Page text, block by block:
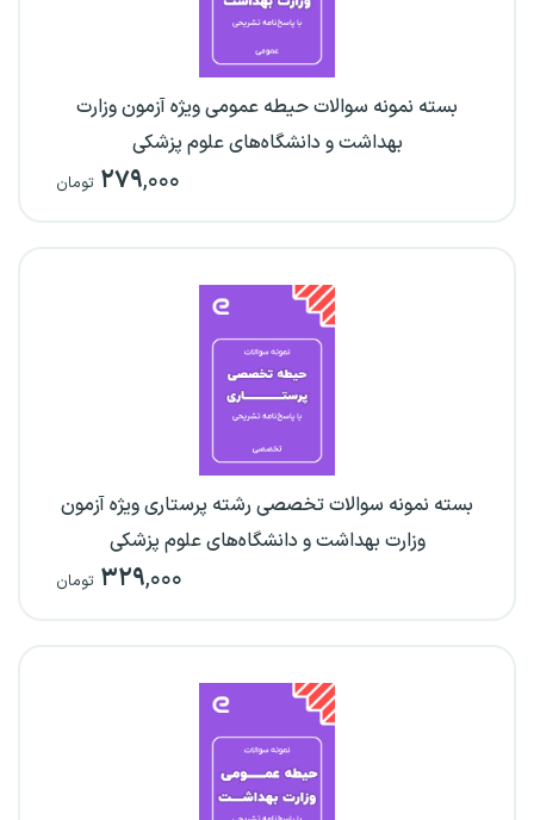
بسته نمونه سوالات حیطه عمومی ویژه آزمون وزارت
بهداشت و دانشگاه‌های علوم پزشکی
۲۷۹,۰۰۰ تومان
بسته نمونه سوالات تخصصی رشته پرستاری ویژه آزمون
وزارت بهداشت و دانشگاه‌های علوم پزشکی
۳۲۹,۰۰۰ تومان